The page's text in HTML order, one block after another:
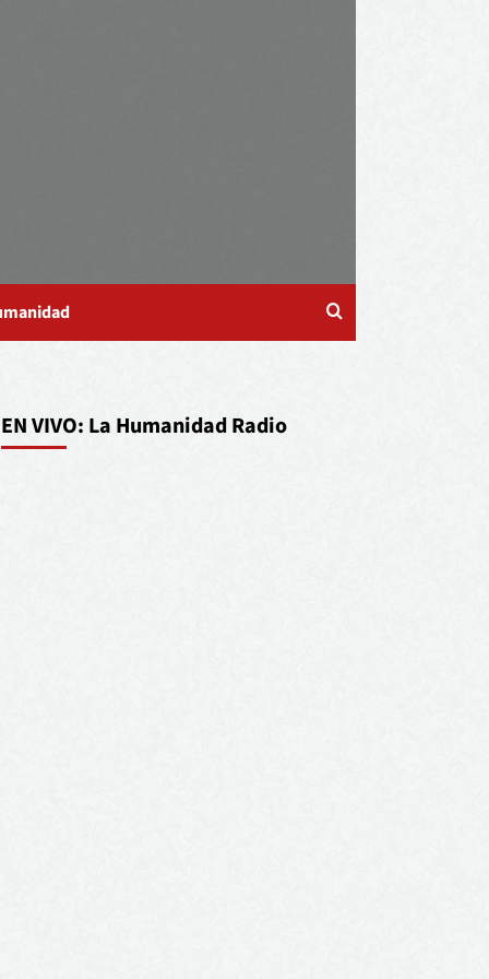
EN VIVO: La Humanidad Radio